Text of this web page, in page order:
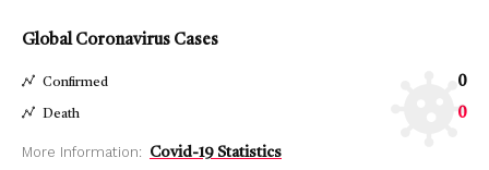
Global Coronavirus Cases
Confirmed 0
Death 0
More Information: Covid-19 Statistics